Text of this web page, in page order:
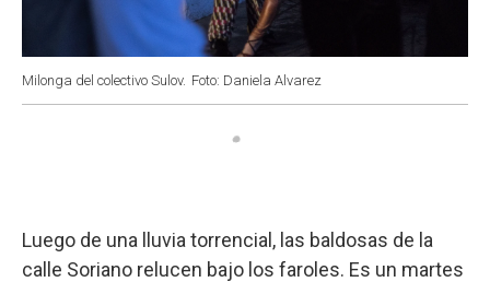
Milonga del colectivo Sulov. Foto: Daniela Alvarez
Luego de una lluvia torrencial, las baldosas de la
calle Soriano relucen bajo los faroles. Es un martes